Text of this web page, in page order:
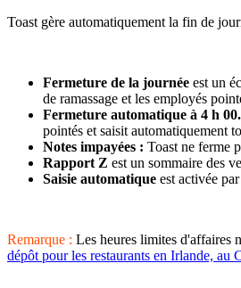
Toast gère automatiquement la fin de
Fermeture de la journée est un
de ramassage et les employés
Fermeture automatique à 4 h
pointés et saisit automatiquement
Notes impayées : Toast ne ferme
Rapport Z est un sommaire des
Saisie automatique est activée
Remarque : Les heures limites d'affaires
dépôt pour les restaurants en Irlande, au